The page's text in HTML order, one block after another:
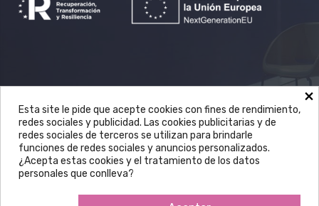
Avda. Castilla la Mancha, 70 nave 1 en
Mocejón (Toledo)
925 360 236
×
Esta site le pide que acepte cookies con fines de rendimiento,
redes sociales y publicidad. Las cookies publicitarias y de
redes sociales de terceros se utilizan para brindarle
funciones de redes sociales y anuncios personalizados.
¿Acepta estas cookies y el tratamiento de los datos
personales que conlleva?